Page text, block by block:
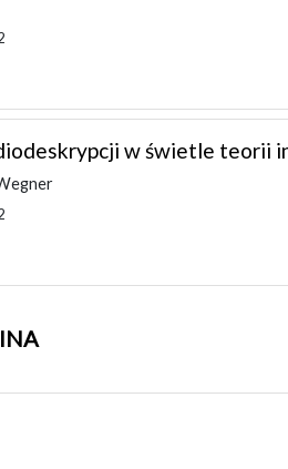
w świetle teorii